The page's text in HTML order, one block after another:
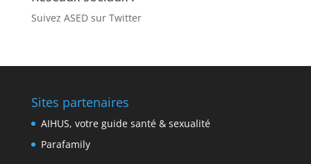
Suivez ASED sur Twitter
Sites partenaires
AIHUS, votre guide santé & sexualité
Parafamily